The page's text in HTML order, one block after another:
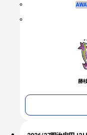
藤